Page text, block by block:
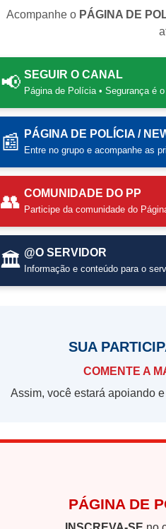
Acompanhe o PÁGINA DE
📢 SEGUIR O CANAL
Página de Polícia • Segurança é
📰 PÁGINA DE POLÍCIA /
Entre no grupo e acompanhe as
👥 COMUNIDADE DO PP
Participe da comunidade do
🏛️ @O SERVIDOR
Informação e conteúdo para o
SUA
COMENTE A
Assim, você estará apoiando
PÁGINA DE